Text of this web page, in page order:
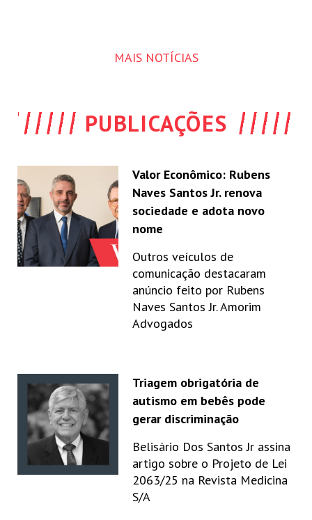
MAIS NOTÍCIAS
PUBLICAÇÕES
Valor Econômico: Rubens
Naves Santos Jr. renova
sociedade e adota novo
nome
Outros veículos de
comunicação destacaram
anúncio feito por Rubens
Naves Santos Jr. Amorim
Advogados
Triagem obrigatória de
autismo em bebês pode
gerar discriminação
Belisário Dos Santos Jr assina
artigo sobre o Projeto de Lei
2063/25 na Revista Medicina
S/A